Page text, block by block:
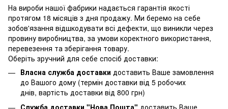
На вироби нашої фабрики надається гарантія якості
протягом 18 місяців з дня продажу. Ми беремо на себе
зобов'язання відшкодувати всі дефекти, що виникли через
провину виробництва, за умови коректного використання,
перевезення та зберігання товару.
Оберіть зручний для себе спосіб доставки:
Власна служба доставки доставить Ваше замовлення
до Вашого дому (термін доставки від 5 робочих
днів, вартість доставки від 800 грн)
Служба доставки "Нова Пошта" доставить Ваше